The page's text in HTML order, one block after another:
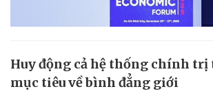
Huy động cả hệ thống chính trị
mục tiêu về bình đẳng giới